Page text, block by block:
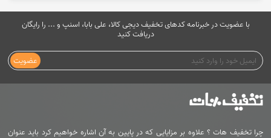
با عضویت در خبرنامه کدهای تخفیف دیجی کالا، علی بابا، اسنپ و ... را رایگان
دریافت کنید
عضویت
چرا تخفیف هات ؟ علاوه بر مزایایی که در پایین به آن اشاره خواهیم کرد باید عنوان